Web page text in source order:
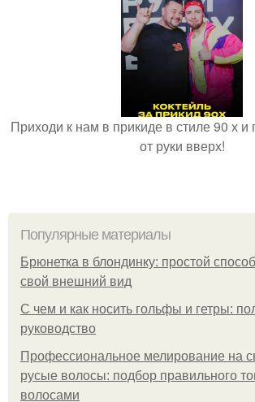
Приходи к нам в прикиде в стиле 90 х и
от руки вверх!
Популярные материалы
Брюнетка в блондинку: простой
свой внешний вид
С чем и как носить гольфы и гетры:
руководство
Профессиональное мелирование на
русые волосы: подбор правильного
волосами